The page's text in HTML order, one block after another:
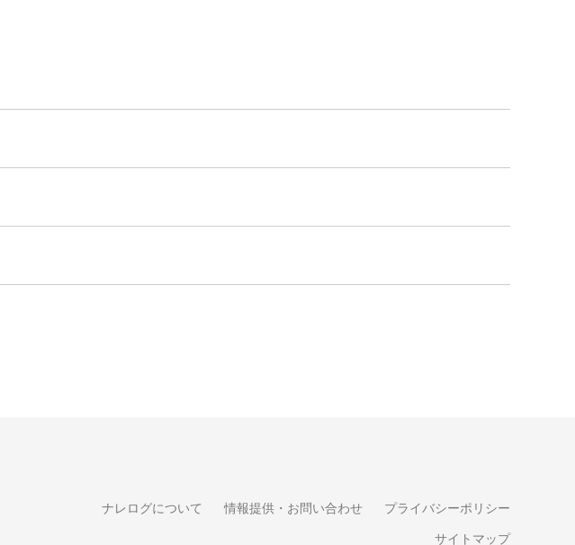
ナレログについて 情報提供・お問い合わせ プライバシーポリシー
サイトマップ